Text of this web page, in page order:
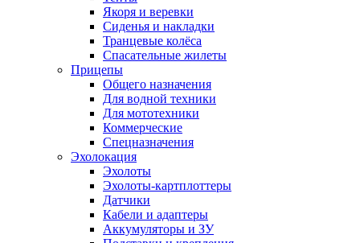
Якоря и веревки
Сиденья и накладки
Транцевые колёса
Спасательные жилеты
Прицепы
Общего назначения
Для водной техники
Для мототехники
Коммерческие
Спецназначения
Эхолокация
Эхолоты
Эхолоты-картплоттеры
Датчики
Кабели и адаптеры
Аккумуляторы и ЗУ